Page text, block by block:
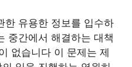
한 유용한 정보를 입수하
중간에서 해결하는 대책
없습니다 이 문제는 제